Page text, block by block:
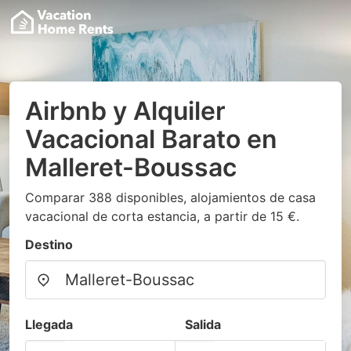
Airbnb y Alquiler
Vacacional Barato en
Malleret-Boussac
Comparar 388 disponibles, alojamientos de casa
vacacional de corta estancia, a partir de 15 €.
Destino
Llegada Salida